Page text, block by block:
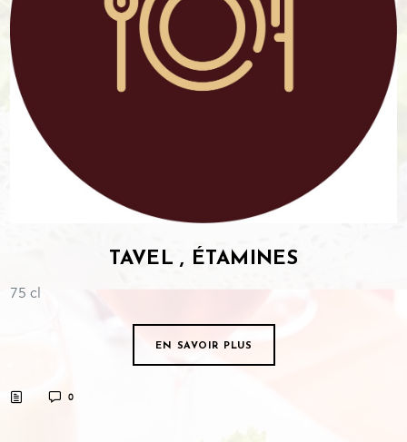
TAVEL , ÉTAMINES
75 cl
EN SAVOIR PLUS
0